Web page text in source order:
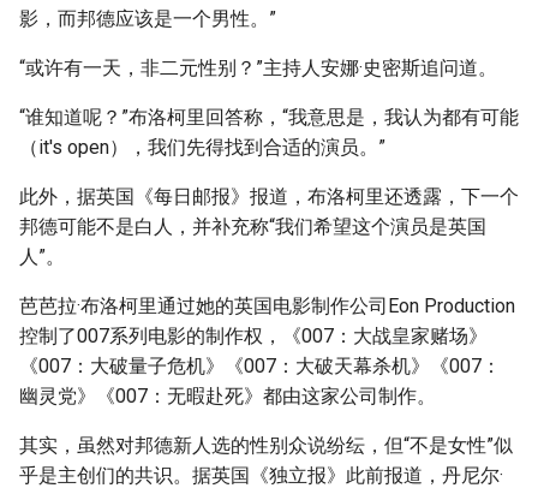
影，而邦德应该是一个男性。”
“或许有一天，非二元性别？”主持人安娜·史密斯追问道。
“谁知道呢？”布洛柯里回答称，“我意思是，我认为都有可能
（it's open），我们先得找到合适的演员。”
此外，据英国《每日邮报》报道，布洛柯里还透露，下一个
邦德可能不是白人，并补充称“我们希望这个演员是英国
人”。
芭芭拉·布洛柯里通过她的英国电影制作公司Eon Production
控制了007系列电影的制作权，《007：大战皇家赌场》
《007：大破量子危机》《007：大破天幕杀机》《007：
幽灵党》《007：无暇赴死》都由这家公司制作。
其实，虽然对邦德新人选的性别众说纷纭，但“不是女性”似
乎是主创们的共识。据英国《独立报》此前报道，丹尼尔·